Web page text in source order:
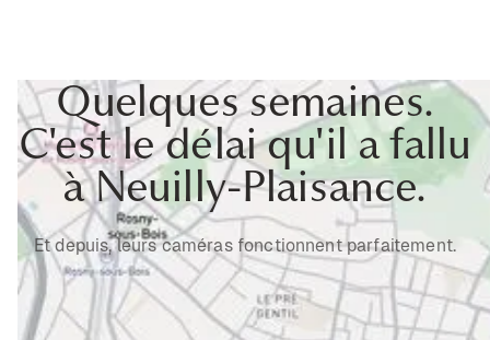
Quelques semaines.
C'est le délai qu'il a fallu
à Neuilly-Plaisance.
Et depuis, leurs caméras fonctionnent parfaitement.